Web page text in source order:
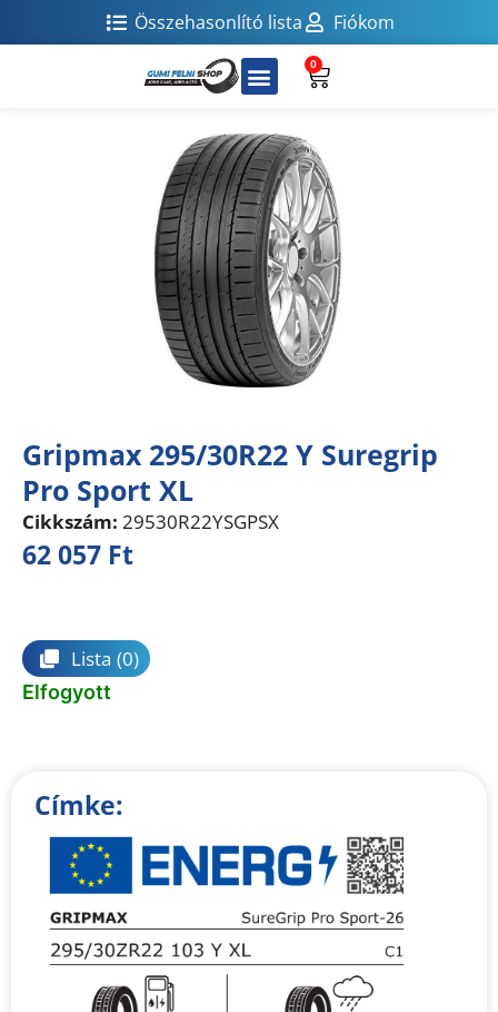
Összehasonlító lista Fiókom
0
Gripmax 295/30R22 Y Suregrip
Pro Sport XL
Cikkszám: 29530R22YSGPSX
62 057 Ft
Lista (0)
Elfogyott
Címke: